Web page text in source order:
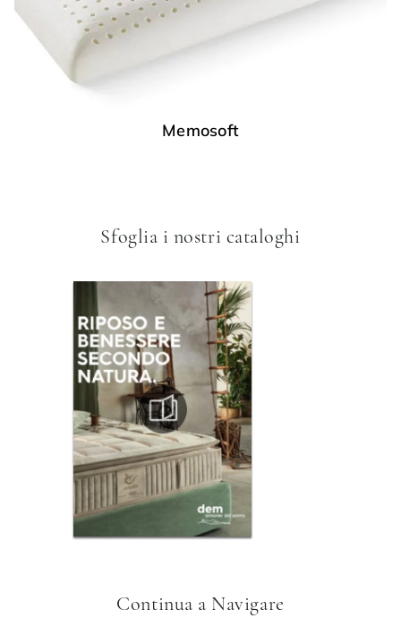
Memosoft
Sfoglia i nostri cataloghi
Continua a Navigare